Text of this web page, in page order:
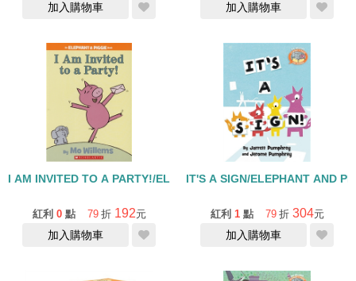
加入購物車 加入購物車
I AM INVITED TO A PARTY!/ELEPHANT & PIGGIE
紅利 0 點 79 折 192元
加入購物車
IT'S A SIGN/ELEPHANT AND
紅利 1 點 79 折 304元
加入購物車